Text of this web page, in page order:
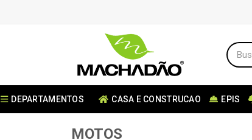
DEPARTAMENTOS CASA E CONSTRUCAO EPIS
MOTOS